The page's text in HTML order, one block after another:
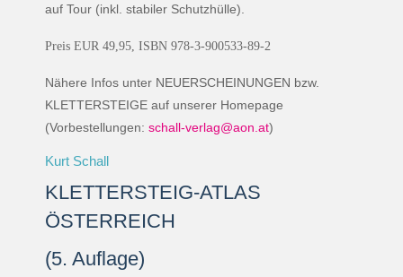
auf Tour (inkl. stabiler Schutzhülle).
Preis EUR 49,95, ISBN 978-3-900533-89-2
Nähere Infos unter NEUERSCHEINUNGEN bzw.
KLETTERSTEIGE auf unserer Homepage
(Vorbestellungen: schall-verlag@aon.at)
Kurt Schall
KLETTERSTEIG-ATLAS
ÖSTERREICH
(5. Auflage)